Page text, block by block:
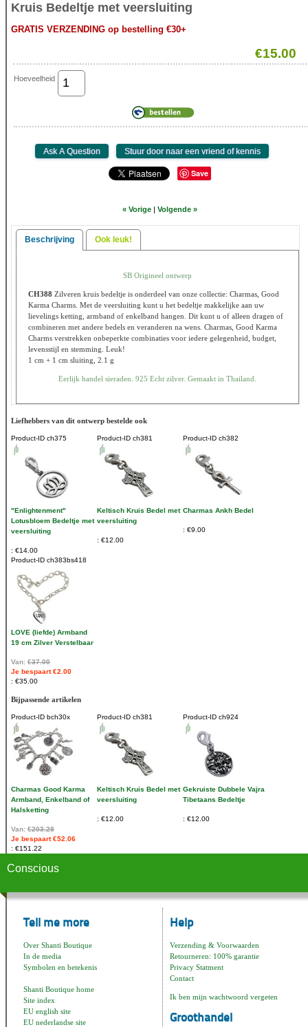
Kruis Bedeltje met veersluiting
GRATIS VERZENDING op bestelling €30+
€15.00
Hoeveelheid
Save
« Vorige | Volgende »
Beschrijving Ook leuk!
SB Origineel ontwerp
CH388 Zilveren kruis bedeltje is onderdeel van onze collectie: Charmas, Good
Karma Charms. Met de veersluiting kunt u het bedeltje makkelijke aan uw
lievelings ketting, armband of enkelband hangen. Dit kunt u of alleen dragen of
combineren met andere bedels en veranderen na wens. Charmas, Good Karma
Charms verstrekken onbeperkte combinaties voor iedere gelegenheid, budget,
levensstijl en stemming. Leuk!
1 cm + 1 cm sluiting, 2.1 g
Eerlijk handel sieraden. 925 Echt zilver. Gemaakt in Thailand.
Liefhebbers van dit ontwerp bestelde ook
Product-ID ch375
"Enlightenment"
Lotusbloem Bedeltje met
veersluiting
€14.00
Product-ID ch381
Keltisch Kruis Bedel met
veersluiting
€12.00
Product-ID ch382
Charmas Ankh Bedel
€9.00
Product-ID ch383bs418
LOVE (liefde) Armband
19 cm Zilver Verstelbaar
Van: €37.00
Je bespaart €2.00
€35.00
Bijpassende artikelen
Product-ID bch30x
Charmas Good Karma
Armband, Enkelband of
Halsketting
Van: €203.28
Je bespaart €52.06
€151.22
Product-ID ch381
Keltisch Kruis Bedel met
veersluiting
€12.00
Product-ID ch924
Gekruiste Dubbele Vajra
Tibetaans Bedeltje
€12.00
Conscious
Tell me more
Over Shanti Boutique
In de media
Symbolen en betekenis
Shanti Boutique home
Site index
EU english site
EU nederlandse site
Help
Verzending & Voorwaarden
Retourneren: 100% garantie
Privacy Statment
Contact
Ik ben mijn wachtwoord vergeten
Groothandel